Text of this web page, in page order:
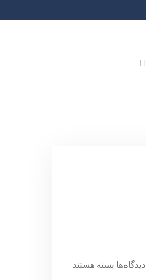
دیدگاه‌ها بسته هستند